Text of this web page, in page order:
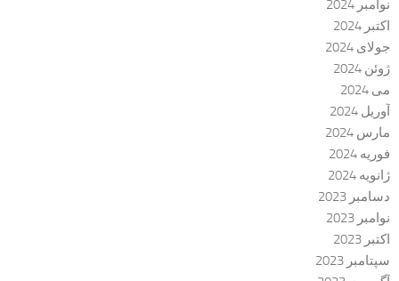
نوامبر 2024
اکتبر 2024
جولای 2024
ژوئن 2024
می 2024
آوریل 2024
مارس 2024
فوریه 2024
ژانویه 2024
دسامبر 2023
نوامبر 2023
اکتبر 2023
سپتامبر 2023